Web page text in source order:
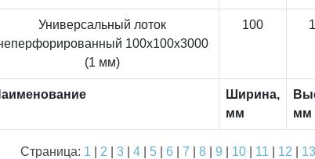
Универсальный лоток
100x100x3000
(1 мм)
100
Ширина,
мм
мм
Страница: 1 2 3| 4| 5| 6 7 8| 9 10| 11 12 13